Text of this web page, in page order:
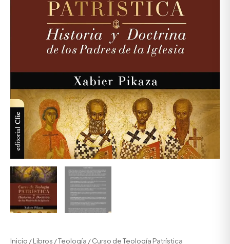
Inicio /Libros /Teología / Curso de Teología Patrística